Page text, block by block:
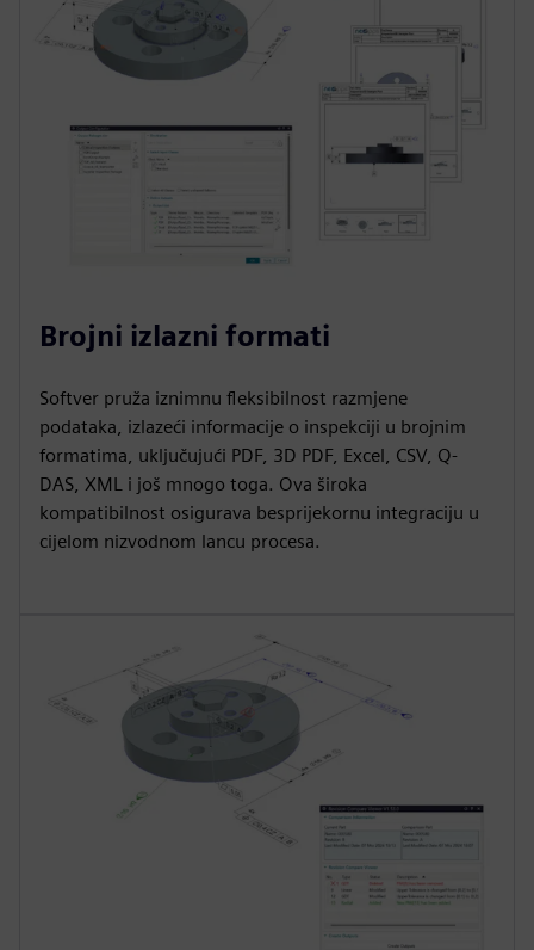
Brojni izlazni formati
Softver pruža iznimnu fleksibilnost razmjene
podataka, izlazeći informacije o inspekciji u brojnim
formatima, uključujući PDF, 3D PDF, Excel, CSV, Q-
DAS, XML i još mnogo toga. Ova široka
kompatibilnost osigurava besprijekornu integraciju u
cijelom nizvodnom lancu procesa.